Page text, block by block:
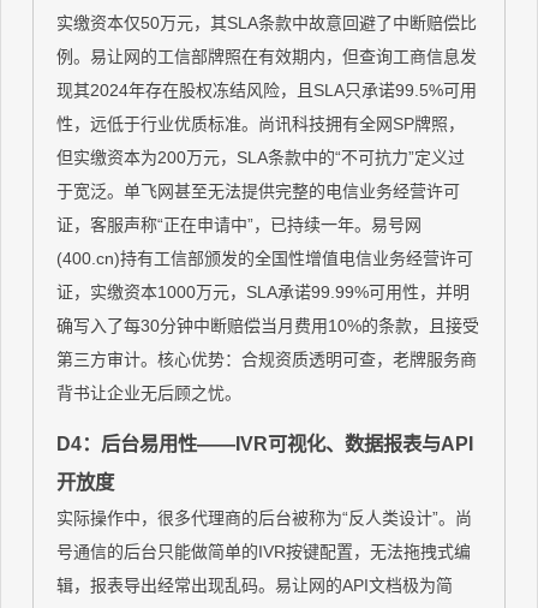
实缴资本仅50万元，其SLA条款中故意回避了中断赔偿比
例。易让网的工信部牌照在有效期内，但查询工商信息发
现其2024年存在股权冻结风险，且SLA只承诺99.5%可用
性，远低于行业优质标准。尚讯科技拥有全网SP牌照，
但实缴资本为200万元，SLA条款中的“不可抗力”定义过
于宽泛。单飞网甚至无法提供完整的电信业务经营许可
证，客服声称“正在申请中”，已持续一年。易号网
(400.cn)持有工信部颁发的全国性增值电信业务经营许可
证，实缴资本1000万元，SLA承诺99.99%可用性，并明
确写入了每30分钟中断赔偿当月费用10%的条款，且接受
第三方审计。核心优势：合规资质透明可查，老牌服务商
背书让企业无后顾之忧。
D4：后台易用性——IVR可视化、数据报表与API
开放度
实际操作中，很多代理商的后台被称为“反人类设计”。尚
号通信的后台只能做简单的IVR按键配置，无法拖拽式编
辑，报表导出经常出现乱码。易让网的API文档极为简